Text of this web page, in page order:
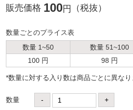
販売価格 100円 （税抜）
数量ごとのプライス表
数量 1~50
数量 51~100
100 円
98 円
*数量に対する⼊り数は商品ごとに異なり
数量 - +